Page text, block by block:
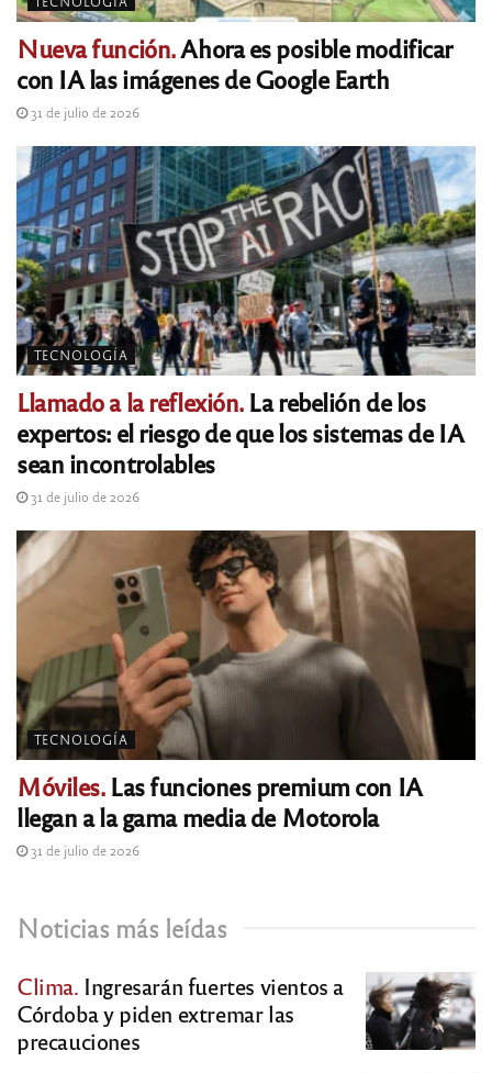
Nueva función.Ahora es posible modificar
con IA las imágenes de Google Earth
31 de julio de 2026
TECNOLOGÍA
Llamado a la reflexión.La rebelión de los
expertos: el riesgo de que los sistemas de IA
sean incontrolables
31 de julio de 2026
TECNOLOGÍA
Móviles.Las funciones premium con IA
llegan a la gama media de Motorola
31 de julio de 2026
Noticias más leídas
Clima. Ingresarán fuertes vientos a
Córdoba y piden extremar las
precauciones